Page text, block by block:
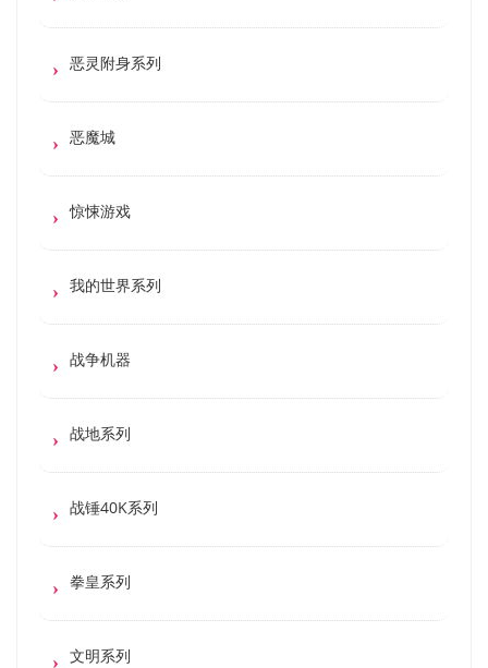
恶灵附身系列
恶魔城
惊悚游戏
我的世界系列
战争机器
战地系列
战锤40K系列
拳皇系列
文明系列